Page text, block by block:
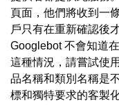
頁面，他們將收到一
戶只有在重新確認後
Googlebot 不會知道
這種情況，請嘗試使
品名稱和類別名稱是
標和獨特要求的客製